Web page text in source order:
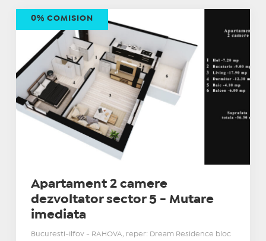
Apartament 2 camere
dezvoltator sector 5 - Mutare
imediata
Bucuresti-Ilfov - RAHOVA, reper: Dream Residence bloc
0% COMISION